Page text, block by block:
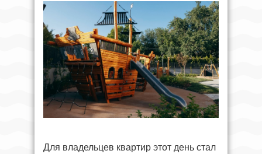
Для владельцев квартир этот день стал